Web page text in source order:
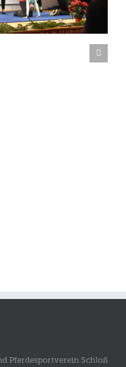
Pferdesportverein Schloß